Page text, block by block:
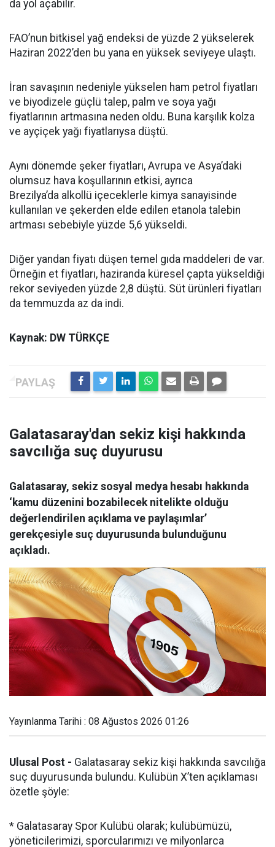
da yol açabilir.
FAO’nun bitkisel yağ endeksi de yüzde 2 yükselerek
Haziran 2022’den bu yana en yüksek seviyeye ulaştı.
İran savaşının nedeniyle yükselen ham petrol fiyatları
ve biyodizele güçlü talep, palm ve soya yağı
fiyatlarının artmasına neden oldu. Buna karşılık kolza
ve ayçiçek yağı fiyatlarıysa düştü.
Aynı dönemde şeker fiyatları, Avrupa ve Asya’daki
olumsuz hava koşullarının etkisi, ayrıca
Brezilya’da alkollü içeceklerle kimya sanayisinde
kullanılan ve şekerden elde edilen etanola talebin
artması sebebiyle yüzde 5,6 yükseldi.
Diğer yandan fiyatı düşen temel gıda maddeleri de var.
Örneğin et fiyatları, haziranda küresel çapta yükseldiği
rekor seviyeden yüzde 2,8 düştü. Süt ürünleri fiyatları
da temmuzda az da indi.
Kaynak: DW TÜRKÇE
Galatasaray'dan sekiz kişi hakkında
savcılığa suç duyurusu
Galatasaray, sekiz sosyal medya hesabı hakkında
‘kamu düzenini bozabilecek nitelikte olduğu
değerlendirilen açıklama ve paylaşımlar’
gerekçesiyle suç duyurusunda bulunduğunu
açıkladı.
Yayınlanma Tarihi : 08 Ağustos 2026 01:26
Ulusal Post - Galatasaray sekiz kişi hakkında savcılığa
suç duyurusunda bulundu. Kulübün X’ten açıklaması
özetle şöyle:
* Galatasaray Spor Kulübü olarak; kulübümüzü,
yöneticilerimizi, sporcularımızı ve milyonlarca